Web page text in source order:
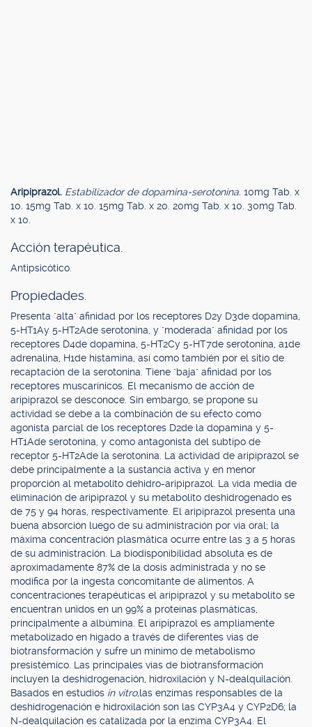
Aripiprazol. Estabilizador de dopamina-serotonina. 10mg Tab. x
10. 15mg Tab. x 10. 15mg Tab. x 20. 20mg Tab. x 10. 30mg Tab.
x 10.
Acción terapéutica.
Antipsicótico.
Propiedades.
Presenta "alta" afinidad por los receptores D2y D3de dopamina,
5-HT1Ay 5-HT2Ade serotonina, y "moderada" afinidad por los
receptores D4de dopamina, 5-HT2Cy 5-HT7de serotonina, a1de
adrenalina, H1de histamina, así como también por el sitio de
recaptación de la serotonina. Tiene "baja" afinidad por los
receptores muscarínicos. El mecanismo de acción de
aripiprazol se desconoce. Sin embargo, se propone su
actividad se debe a la combinación de su efecto como
agonista parcial de los receptores D2de la dopamina y 5-
HT1Ade serotonina, y como antagonista del subtipo de
receptor 5-HT2Ade la serotonina. La actividad de aripiprazol se
debe principalmente a la sustancia activa y en menor
proporción al metabolito dehidro-aripiprazol. La vida media de
eliminación de aripiprazol y su metabolito deshidrogenado es
de 75 y 94 horas, respectivamente. El aripiprazol presenta una
buena absorción luego de su administración por vía oral; la
máxima concentración plasmática ocurre entre las 3 a 5 horas
de su administración. La biodisponibilidad absoluta es de
aproximadamente 87% de la dosis administrada y no se
modifica por la ingesta concomitante de alimentos. A
concentraciones terapéuticas el aripiprazol y su metabolito se
encuentran unidos en un 99% a proteínas plasmáticas,
principalmente a albúmina. El aripiprazol es ampliamente
metabolizado en hígado a través de diferentes vías de
biotransformación y sufre un mínimo de metabolismo
presistémico. Las principales vías de biotransformación
incluyen la deshidrogenación, hidroxilación y N-dealquilación.
Basados en estudios in vitro,las enzimas responsables de la
deshidrogenación e hidroxilación son las CYP3A4 y CYP2D6; la
N-dealquilación es catalizada por la enzima CYP3A4. El